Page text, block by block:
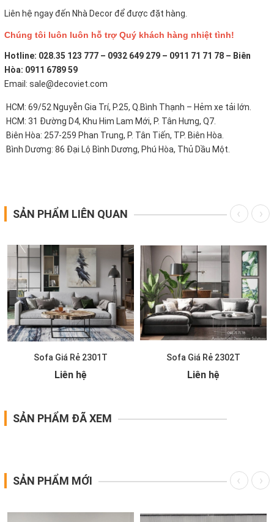
Liên hệ ngay đến Nhà Decor để được đặt hàng.
Chúng tôi luôn luôn hỗ trợ Quý khách hàng nhiệt tình!
Hotline: 028.35 123 777 – 0932 649 279 – 0911 71 71 78 – Biên
Hòa: 0911 6789 59
Email: sale@decoviet.com
HCM: 69/52 Nguyễn Gia Trí, P.25, Q.Bình Thạnh – Hẻm xe tải lớn.
HCM: 31 Đường D4, Khu Him Lam Mới, P. Tân Hưng, Q7.
Biên Hòa: 257-259 Phan Trung, P. Tân Tiến, TP. Biên Hòa.
Bình Dương: 86 Đại Lộ Bình Dương, Phú Hòa, Thủ Dầu Một.
SẢN PHẨM LIÊN QUAN
Sofa Giá Rẻ 2301T
Liên hệ
Sofa Giá Rẻ 2302T
Liên hệ
SẢN PHẨM ĐÃ XEM
SẢN PHẨM MỚI